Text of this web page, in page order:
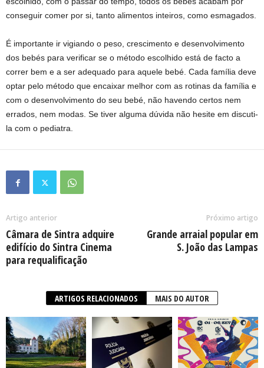
conseguir comer por si, tanto alimentos inteiros, como esmagados.
É importante ir vigiando o peso, crescimento e desenvolvimento
dos bebés para verificar se o método escolhido está de facto a
correr bem e a ser adequado para aquele bebé. Cada família deve
optar pelo método que encaixar melhor com as rotinas da família e
com o desenvolvimento do seu bebé, não havendo certos nem
errados, nem modas. Se tiver alguma dúvida não hesite em discuti-
la com o pediatra.
Artigo anterior
Câmara de Sintra adquire
edifício do Sintra Cinema
para requalificação
Próximo artigo
Grande arraial popular em
S. João das Lampas
ARTIGOS RELACIONADOS MAIS DO AUTOR